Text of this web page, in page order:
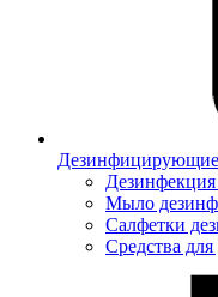
Дезинфицирующие
Мыло
Салфетки
Средства